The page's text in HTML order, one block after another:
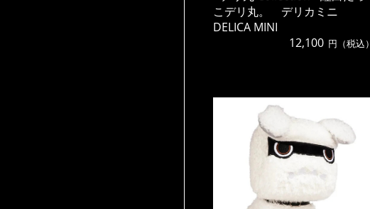
こデリ丸。 デリカミニ
DELICA MINI
12,100 円（税込）